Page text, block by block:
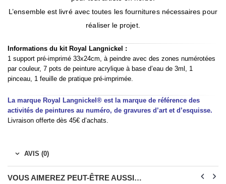
L’ensemble est livré avec toutes les fournitures nécessaires pour
réaliser le projet.
Informations du kit Royal Langnickel :
1 support pré-imprimé 33x24cm, à peindre avec des zones numérotées
par couleur, 7 pots de peinture acrylique à base d’eau de 3ml, 1
pinceau, 1 feuille de pratique pré-imprimée.
La marque Royal Langnickel® est la marque de référence des
activités de peintures au numéro, de gravures d’art et d’esquisse.
Livraison offerte dès 45€ d’achats.
AVIS (0)
VOUS AIMEREZ PEUT-ÊTRE AUSSI…